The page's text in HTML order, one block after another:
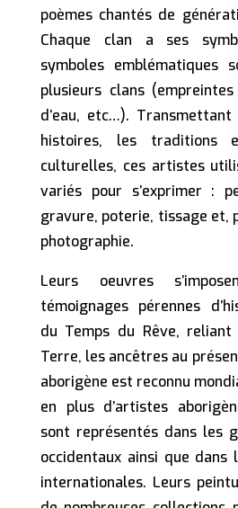
poèmes chantés de
Chaque clan a ses
symboles emblématiques
plusieurs clans (empreintes
d’eau, etc…).
histoires, les traditions
culturelles, ces artistes
variés pour s’exprimer :
gravure, poterie, tissage et,
photographie.
Leurs oeuvres
témoignages pérennes
du Temps du Rêve,
Terre, les ancêtres au
aborigène est reconnu
en plus d’artistes
sont représentés dans les
occidentaux ainsi que dans
internationales. Leurs